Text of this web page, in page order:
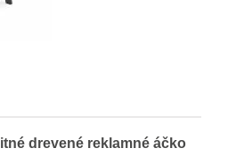
drevené reklamné áčko